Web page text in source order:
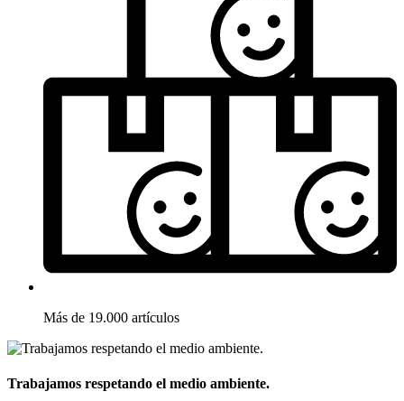
Más de 19.000 artículos
Trabajamos respetando el medio ambiente.